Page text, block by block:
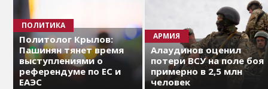
ПОЛИТИКА
Политолог Крылов:
Пашинян тянет время
выступлениями о
референдуме по ЕС и
ЕАЭС
АРМИЯ
Алаудинов оценил
потери ВСУ на поле боя
примерно в 2,5 млн
человек